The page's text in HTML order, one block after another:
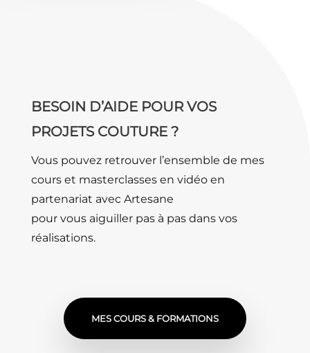
BESOIN D’AIDE POUR VOS
PROJETS COUTURE ?
Vous pouvez retrouver l’ensemble de mes
cours et masterclasses en vidéo en
partenariat avec Artesane
pour vous aiguiller pas à pas dans vos
réalisations.
MES COURS & FORMATIONS